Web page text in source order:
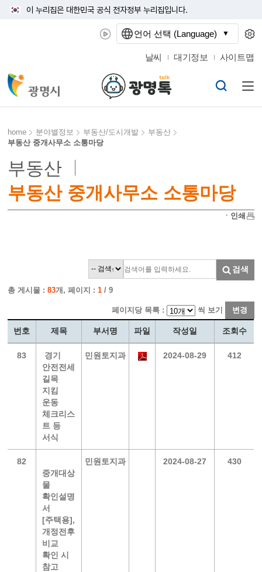
이 누리집은 대한민국 공식 전자정부 누리집입니다.
날씨 대기정보 사이트맵
home 분야별정보 부동산/도시개발
부동산
부동산 중개사무소 소통마당
부동산
부동산 중개사무소 소통마당
ㆍ인쇄
검색
총 게시물 :83개, 페이지 :1 / 9
페이지당 목록 : 씩 보기 변경
번호 제목 부서명 파일 작성일 조회수
83
경기
안전전세
길목
지킴
운동
체크리스
트 등
서식
민원토지과 2024-08-29 412
82
중개대상
물
확인설명
서
[주택용],
개정전후
비교
확인 시
참고
민원토지과 2024-08-27 430
언어 선택 (Language)